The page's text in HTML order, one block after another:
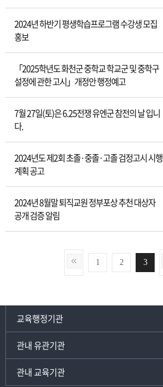
2024년 하반기 평생학습프로그램 수강생 모집
홍보
「2025학년도 화천군 중학교 학교군 및 중학구
설정에 관한 고시」개정안 행정예고
7월 27일(토)은 6.25전쟁 유엔군 참전의 날 입니
다.
2024년도 제2회 초졸·중졸·고졸 검정고시 시행
계획 공고
2024년 8월말 퇴직교원 정부포상 추천 대상자
공개 검증 알림
1 2 3
교육행정기관
관내 유관기관
관내 교육기관